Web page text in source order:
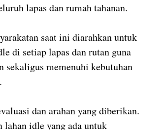
lapas dan rumah tahanan.
saat ini diarahkan untuk
di setiap lapas dan rutan guna
sekaligus memenuhi kebutuhan
dan arahan yang diberikan.
lahan idle yang ada untuk